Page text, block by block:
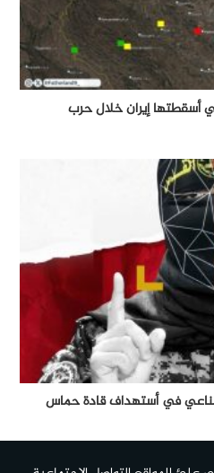
أسقطتها إيران خلال حرب
في أستهداف قادة حماس